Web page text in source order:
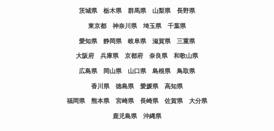
茨城県 栃木県 群馬県 山梨県 長野県
東京都 神奈川県 埼玉県 千葉県
愛知県 静岡県 岐阜県 滋賀県 三重県
大阪府 兵庫県 京都府 奈良県 和歌山県
広島県 岡山県 山口県 島根県 鳥取県
香川県 徳島県 愛媛県 高知県
福岡県 熊本県 宮崎県 長崎県 佐賀県 大分県
鹿児島県 沖縄県